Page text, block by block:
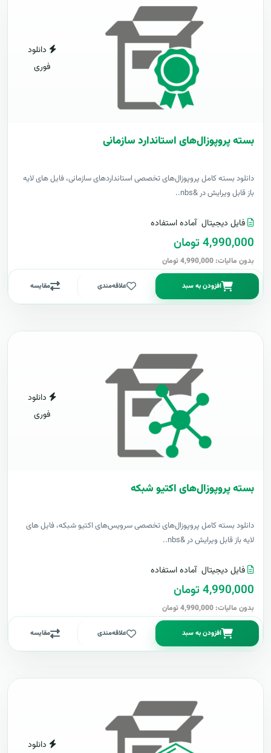
دانلود
فوری
بسته پروپوزال‌های استاندارد سازمانی
دانلود بسته کامل پروپوزال‌های تخصصی استانداردهای سازمانی، فایل های لایه
باز قابل ویرایش در &nbs..
فایل دیجیتال آماده استفاده
4,990,000 تومان
بدون مالیات: 4,990,000 تومان
افزودن به سبد علاقه‌مندی مقایسه
دانلود
فوری
بسته پروپوزال‌های اکتیو شبکه
دانلود بسته کامل پروپوزال‌های تخصصی سرویس‌های اکتیو شبکه، فایل های
لایه باز قابل ویرایش در &nbs..
فایل دیجیتال آماده استفاده
4,990,000 تومان
بدون مالیات: 4,990,000 تومان
افزودن به سبد علاقه‌مندی مقایسه
دانلود